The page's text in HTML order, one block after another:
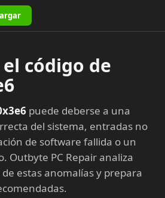
código de
puede deberse a una
del sistema, entradas no
de software fallida o un
Outbyte PC Repair analiza
estas anomalías y prepara